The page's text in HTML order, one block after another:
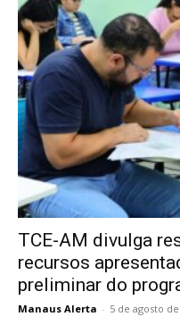
TCE-AM divulga
recursos
preliminar do
Manaus Alerta - 5 de agosto